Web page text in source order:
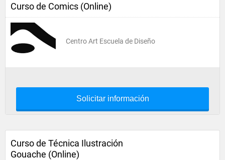
Curso de Comics (Online)
Centro Art Escuela de Diseño
Solicitar información
Curso de Técnica Ilustración
Gouache (Online)